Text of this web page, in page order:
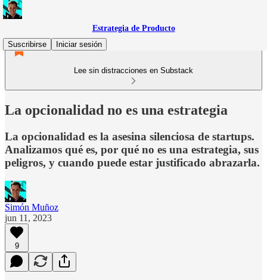
Estrategia de Producto
Suscribirse
Iniciar sesión
Lee sin distracciones en Substack
La opcionalidad no es una estrategia
La opcionalidad es la asesina silenciosa de startups.
Analizamos qué es, por qué no es una estrategia, sus
peligros, y cuando puede estar justificado abrazarla.
Simón Muñoz
jun 11, 2023
9